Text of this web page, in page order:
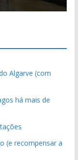
Algarve (com
há mais de
(e recompensar a